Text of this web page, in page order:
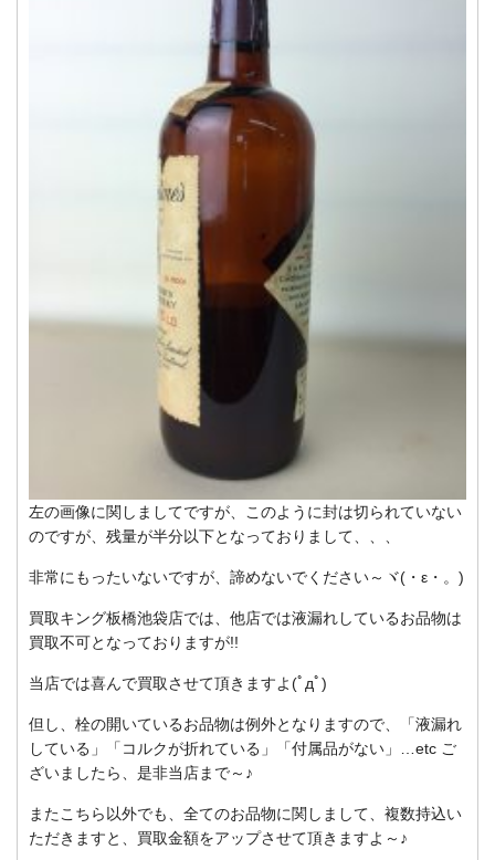
左の画像に関しましてですが、このように封は切られていない
のですが、残量が半分以下となっておりまして、、、
非常にもったいないですが、諦めないでください～ヾ(・ε・。)
買取キング板橋池袋店では、他店では液漏れしているお品物は
買取不可となっておりますが!!
当店では喜んで買取させて頂きますよ(ﾟдﾟ)
但し、栓の開いているお品物は例外となりますので、「液漏れ
している」「コルクが折れている」「付属品がない」…etc ご
ざいましたら、是非当店まで～♪
またこちら以外でも、全てのお品物に関しまして、複数持込い
ただきますと、買取金額をアップさせて頂きますよ～♪